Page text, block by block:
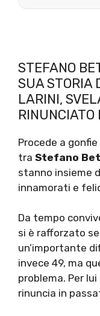
STEFANO
SUA STORIA
LARINI,
RINUNCIATO
Procede a
tra Stefano
stanno insieme
innamorati e
Da tempo
si è rafforzato
un’importante
invece 49, ma
problema. Per
rinuncia in